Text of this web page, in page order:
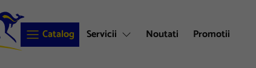
Catalog Servicii Noutati Promotii